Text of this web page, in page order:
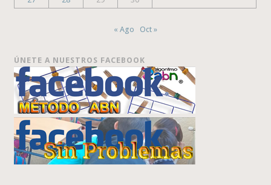
« Ago Oct »
ÚNETE A NUESTROS FACEBOOK